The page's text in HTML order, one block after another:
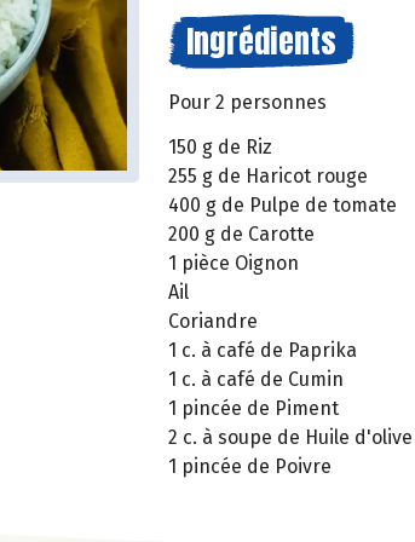
Ingrédients
Pour 2 personnes
150 g de Riz
255 g de Haricot rouge
400 g de Pulpe de tomate
200 g de Carotte
1 pièce Oignon
Ail
Coriandre
1 c. à café de Paprika
1 c. à café de Cumin
1 pincée de Piment
2 c. à soupe de Huile d'olive
1 pincée de Poivre